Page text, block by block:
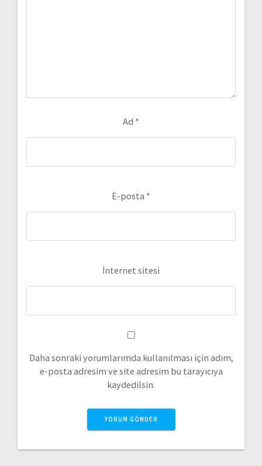
Ad *
E-posta *
İnternet sitesi
Daha sonraki yorumlarımda kullanılması için adım,
e-posta adresim ve site adresim bu tarayıcıya
kaydedilsin.